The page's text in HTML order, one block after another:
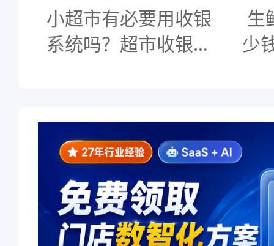
小超市有必要用收银
系统吗？超市收银系
生
少